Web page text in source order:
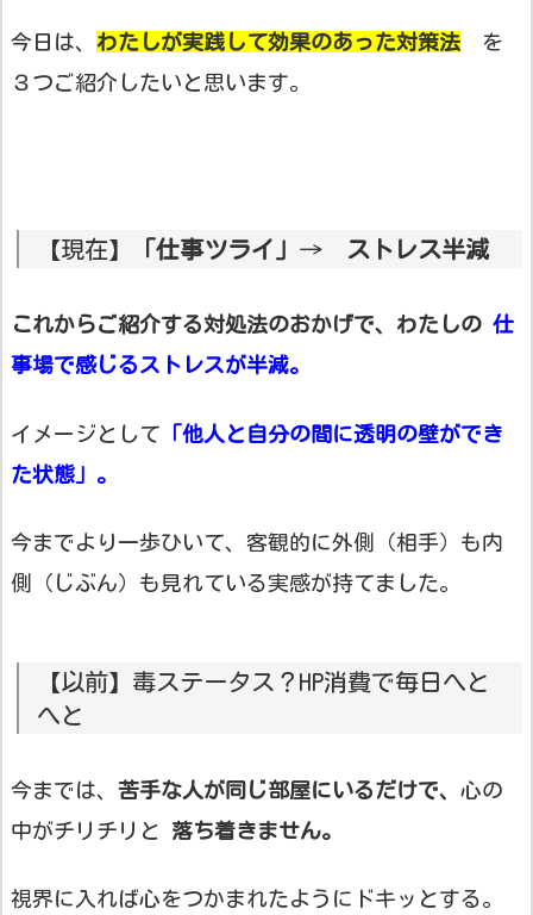
今日は、 わたしが実践して効果のあった対策法 を
３つご紹介したいと思います。
【現在】 「仕事ツライ」 → ストレス半減
これからご紹介する対処法のおかげで、わたしの 仕
事場で感じるストレスが半減。
イメージとして 「他人と自分の間に透明の壁ができ
た状態」。
今までより一歩ひいて、客観的に外側（相手）も内
側（じぶん）も見れている実感が持てました。
【以前】毒ステータス？HP消費で毎日へと
へと
今までは、 苦手な人が同じ部屋にいるだけで、 心の
中がチリチリと 落ち着きません。
視界に入れば心をつかまれたようにドキッとする。